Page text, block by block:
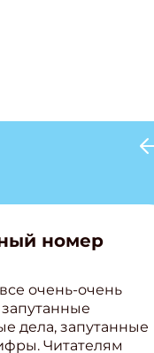
номер
очень-очень
дела, запутанные
Читателям